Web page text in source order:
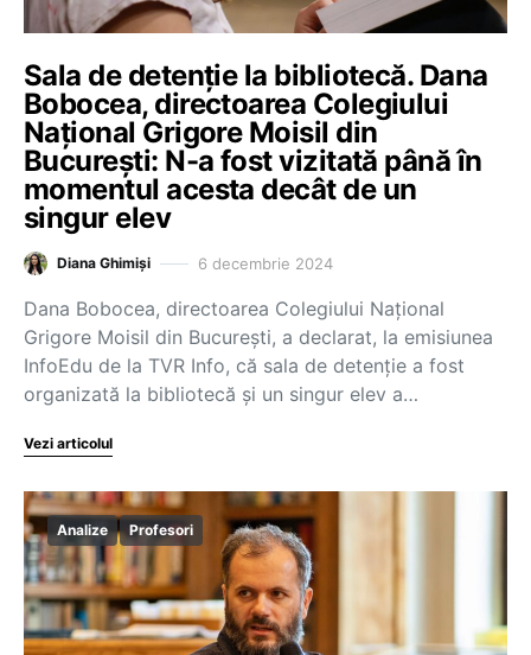
Sala de detenție la bibliotecă. Dana
Bobocea, directoarea Colegiului
Național Grigore Moisil din
București: N-a fost vizitată până în
momentul acesta decât de un
singur elev
Diana Ghimiși 6 decembrie 2024
Dana Bobocea, directoarea Colegiului Național
Grigore Moisil din București, a declarat, la emisiunea
InfoEdu de la TVR Info, că sala de detenție a fost
organizată la bibliotecă și un singur elev a…
Vezi articolul
Analize Profesori